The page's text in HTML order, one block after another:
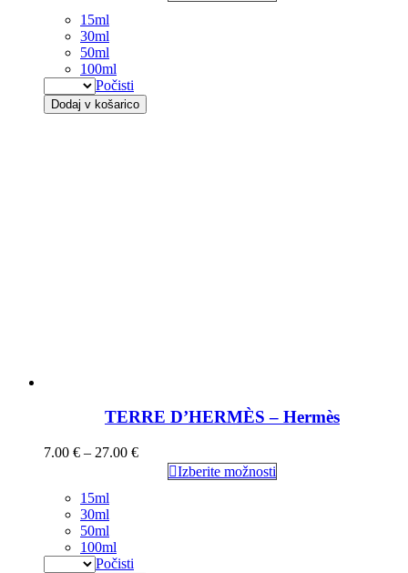
15ml
30ml
50ml
100ml
Počisti
Dodaj v košarico
TERRE D’HERMÈS – Hermès
7.00 € – 27.00 €
Izberite možnosti
15ml
30ml
50ml
100ml
Počisti